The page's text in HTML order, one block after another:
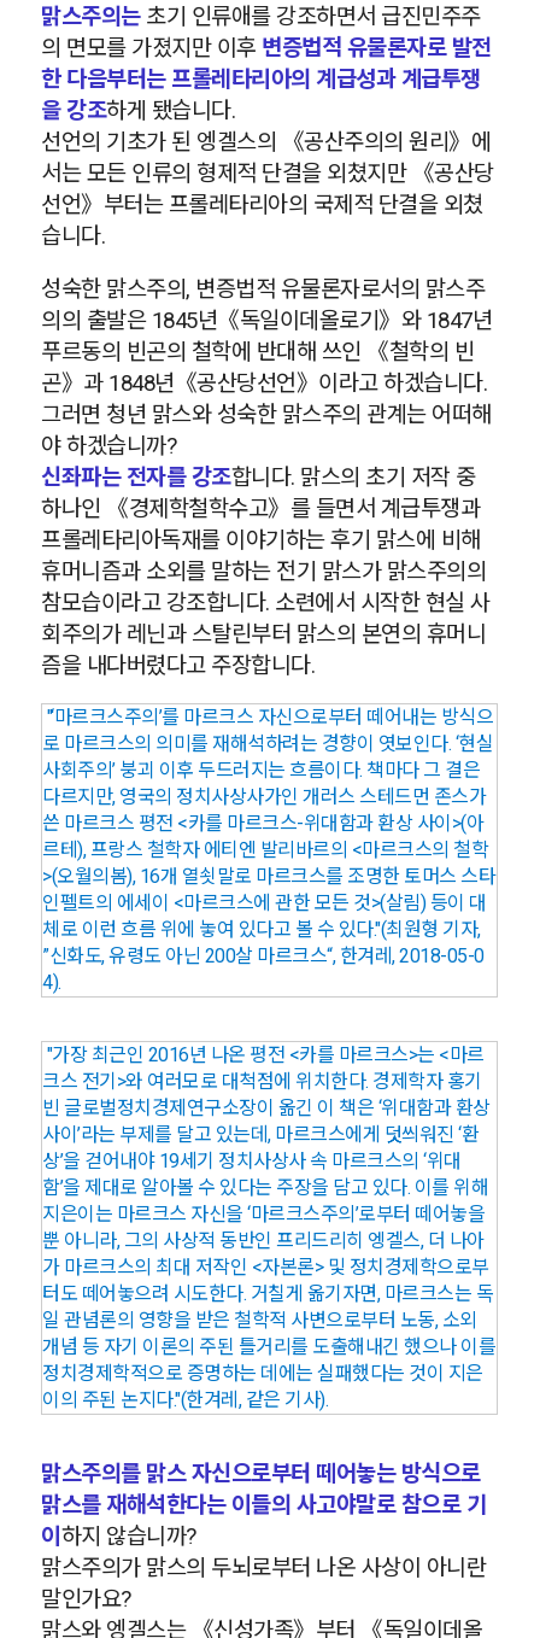
맑스주의는초기 인류애를 강조하면서 급진민주주
의 면모를 가졌지만 이후 변증법적 유물론자로 발전
한 다음부터는 프롤레타리아의 계급성과 계급투쟁
을 강조하게 됐습니다.
선언의 기초가 된 엥겔스의 《공산주의의 원리》에
서는 모든 인류의 형제적 단결을 외쳤지만 《공산당
선언》부터는 프롤레타리아의 국제적 단결을 외쳤
습니다.
성숙한 맑스주의, 변증법적 유물론자로서의 맑스주
의의 출발은 1845년《독일이데올로기》와 1847년
푸르동의 빈곤의 철학에 반대해 쓰인 《철학의 빈
곤》과 1848년《공산당선언》이라고 하겠습니다.
그러면 청년 맑스와 성숙한 맑스주의 관계는 어떠해
야 하겠습니까?
신좌파는 전자를 강조합니다. 맑스의 초기 저작 중
하나인 《경제학철학수고》를 들면서 계급투쟁과
프롤레타리아독재를 이야기하는 후기 맑스에 비해
휴머니즘과 소외를 말하는 전기 맑스가 맑스주의의
참모습이라고 강조합니다. 소련에서 시작한 현실 사
회주의가 레닌과 스탈린부터 맑스의 본연의 휴머니
즘을 내다버렸다고 주장합니다.
"‘마르크스주의’를 마르크스 자신으로부터 떼어내는 방식으
로 마르크스의 의미를 재해석하려는 경향이 엿보인다. ‘현실
사회주의’ 붕괴 이후 두드러지는 흐름이다. 책마다 그 결은
다르지만, 영국의 정치사상사가인 개러스 스테드먼 존스가
쓴 마르크스 평전 <카를 마르크스-위대함과 환상 사이>(아
르테), 프랑스 철학자 에티엔 발리바르의 <마르크스의 철학
>(오월의봄), 16개 열쇳말로 마르크스를 조명한 토머스 스타
인펠트의 에세이 <마르크스에 관한 모든 것>(살림) 등이 대
체로 이런 흐름 위에 놓여 있다고 볼 수 있다."(최원형 기자,
”신화도, 유령도 아닌 200살 마르크스“, 한겨레, 2018-05-0
4).
"가장 최근인 2016년 나온 평전 <카를 마르크스>는 <마르
크스 전기>와 여러모로 대척점에 위치한다. 경제학자 홍기
빈 글로벌정치경제연구소장이 옮긴 이 책은 ‘위대함과 환상
사이’라는 부제를 달고 있는데, 마르크스에게 덧씌워진 ‘환
상’을 걷어내야 19세기 정치사상사 속 마르크스의 ‘위대
함’을 제대로 알아볼 수 있다는 주장을 담고 있다. 이를 위해
지은이는 마르크스 자신을 ‘마르크스주의’로부터 떼어놓을
뿐 아니라, 그의 사상적 동반인 프리드리히 엥겔스, 더 나아
가 마르크스의 최대 저작인 <자본론> 및 정치경제학으로부
터도 떼어놓으려 시도한다. 거칠게 옮기자면, 마르크스는 독
일 관념론의 영향을 받은 철학적 사변으로부터 노동, 소외
개념 등 자기 이론의 주된 틀거리를 도출해내긴 했으나 이를
정치경제학적으로 증명하는 데에는 실패했다는 것이 지은
이의 주된 논지다."(한겨레, 같은 기사).
맑스주의를 맑스 자신으로부터 떼어놓는 방식으로
맑스를 재해석한다는 이들의 사고야말로 참으로 기
이 하지 않습니까?
맑스주의가 맑스의 두뇌로부터 나온 사상이 아니란
말인가요?
맑스와 엥겔스는 《신성가족》부터 《독일이데올